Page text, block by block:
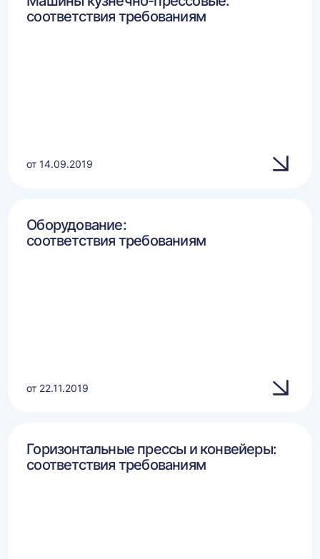
соответствия требованиям
от 14.09.2019
Оборудование:
соответствия требованиям
от 22.11.2019
Горизонтальные прессы и конвейеры:
соответствия требованиям